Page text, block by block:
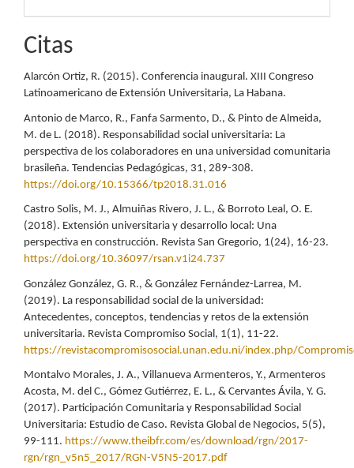
Citas
Alarcón Ortiz, R. (2015). Conferencia inaugural. XIII Congreso
Latinoamericano de Extensión Universitaria, La Habana.
Antonio de Marco, R., Fanfa Sarmento, D., & Pinto de Almeida,
M. de L. (2018). Responsabilidad social universitaria: La
perspectiva de los colaboradores en una universidad comunitaria
brasileña. Tendencias Pedagógicas, 31, 289-308.
https://doi.org/10.15366/tp2018.31.016
Castro Solis, M. J., Almuiñas Rivero, J. L., & Borroto Leal, O. E.
(2018). Extensión universitaria y desarrollo local: Una
perspectiva en construcción. Revista San Gregorio, 1(24), 16-23.
https://doi.org/10.36097/rsan.v1i24.737
González González, G. R., & González Fernández-Larrea, M.
(2019). La responsabilidad social de la universidad:
Antecedentes, conceptos, tendencias y retos de la extensión
universitaria. Revista Compromiso Social, 1(1), 11-22.
https://revistacompromisosocial.unan.edu.ni/index.php/
Montalvo Morales, J. A., Villanueva Armenteros, Y., Armenteros
Acosta, M. del C., Gómez Gutiérrez, E. L., & Cervantes Ávila, Y. G.
(2017). Participación Comunitaria y Responsabilidad Social
Universitaria: Estudio de Caso. Revista Global de Negocios, 5(5),
99-111. https://www.theibfr.com/es/download/rgn/2017-
rgn/rgn_v5n5_2017/RGN-V5N5-2017.pdf